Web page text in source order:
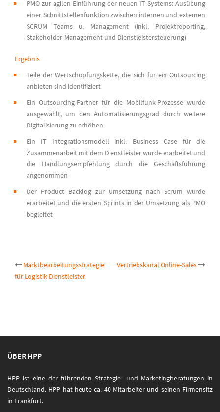
PMO zur agilen Einführung der neuen IT Systems: Ausübung
einer Schnittstellenfunktion zwischen internen und externen
SCRUM Teams u. Management (inkl. Projektreporting,
Stakeholder-Management und Dienstleistersteuerung)
Ergebnis
Teile der Wertschöpfungskette, die sich für ein Outsourcing
anbieten sind identifiziert
Ein Outsourcing-Partner für die Mobilfunk-Prozesse wurde
ausgewählt, um den Automatisierungsgrad durch weitere
Digitalisierung zu erhöhen
Ein IT Integrationsmodell inkl. Business Case für die
Zusammenarbeit mit dem Dienstleister wurde erarbeitet und
die Handlungsempfehlung durch die Geschäftsführung
angenommen
Der Product Backlog zur Umsetzung nach Scrum wurde
erarbeitet und die ersten Sprints in der Umsetzung als PMO
begleitet
Post
Marktbearbeitungsstrategie
für Logistik-Dienstleister
Vertriebskanal Online-Sales
ÜBER HPP
HPP ist eine der führenden Strategie- und Marketingberatungen in
Deutschland. HPP hat heute ca. 40 Mitarbeiter und seinen Firmensitz
in Frankfurt.